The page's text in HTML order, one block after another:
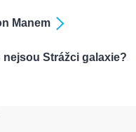
Manem
Strážci galaxie?